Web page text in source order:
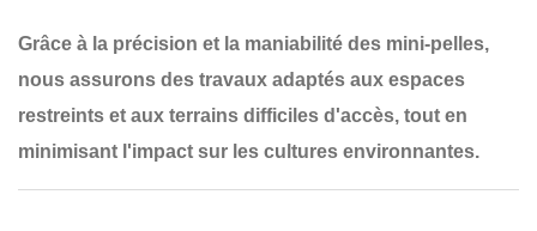
Grâce à la précision et la maniabilité des mini-pelles,
nous assurons des travaux adaptés aux espaces
restreints et aux terrains difficiles d'accès, tout en
minimisant l'impact sur les cultures environnantes.